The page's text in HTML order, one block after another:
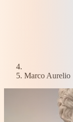
Marco Aurelio